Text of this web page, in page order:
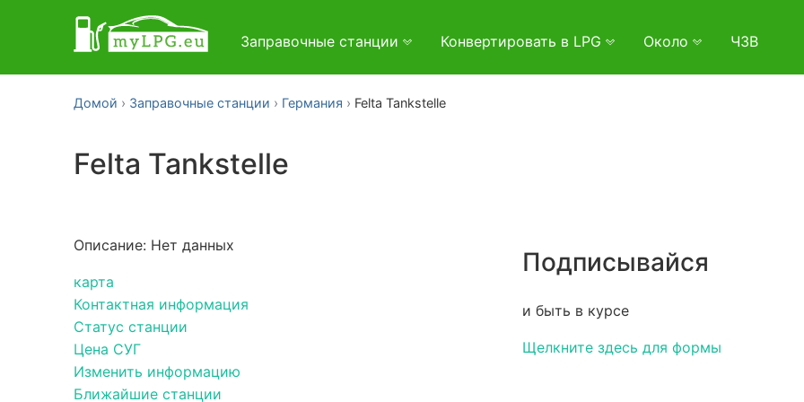
Заправочные станции Конвертировать в LPG Около ЧЗВ
Домой Заправочные станции Германия Felta Tankstelle
Felta Tankstelle
Описание: Нет данных
карта
Контактная информация
Статус станции
Цена СУГ
Изменить информацию
Ближайшие станции
Подписывайся
и быть в курсе
Щелкните здесь для формы